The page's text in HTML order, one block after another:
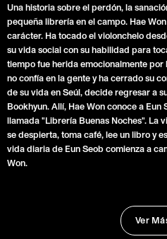
Una historia sobre el perdón, la
pequeña librería en el campo. Hae
carácter. Ha tocado el violonchelo
su vida social con su habilidad para
tiempo fue herida emocionalmente por
no confía en la gente y ha cerrado su
de su vida en Seúl, decide regresar a
Bookhyun. Allí, Hae Won conoce a
llamada "Librería Buenas Noches". La
se despierta, toma café, lee un libro y
vida diaria de Eun Seob comienza a
Won.
Ver